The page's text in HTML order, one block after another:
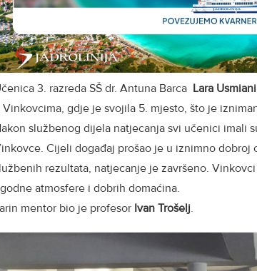
3. razreda SŠ dr. Antuna Barca Lara Usmiani
Vinkovcima, gdje je svojila 5. mjesto, što je
službenog dijela natjecanja svi učenici imali
Cijeli događaj prošao je u iznimno dobroj
rezultata, natjecanje je završeno.
atmosfere i dobrih domaćina.
mentor bio je profesor Ivan Trošelj.